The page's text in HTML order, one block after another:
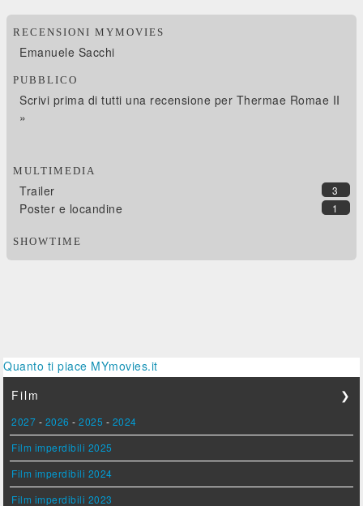
RECENSIONI MYMOVIES
Emanuele Sacchi
PUBBLICO
Scrivi prima di tutti una recensione per Thermae Romae II
»
MULTIMEDIA
3
Trailer
1
Poster e locandine
SHOWTIME
Quanto ti piace MYmovies.it
Film
❯
2027 - 2026 -2025 - 2024
Film imperdibili 2025
Film imperdibili 2024
Film imperdibili 2023